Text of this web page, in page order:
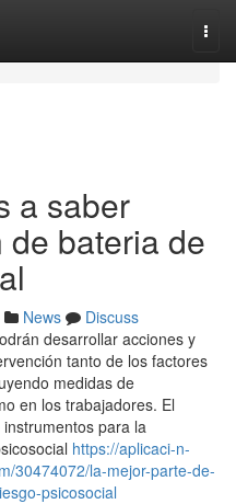
a saber
bateria de
News
Discuss
desarrollar acciones y
tanto de los factores
medidas de
en los trabajadores. El
para la
https://aplicaci-n-
30474072/la-mejor-parte-de-
psicosocial